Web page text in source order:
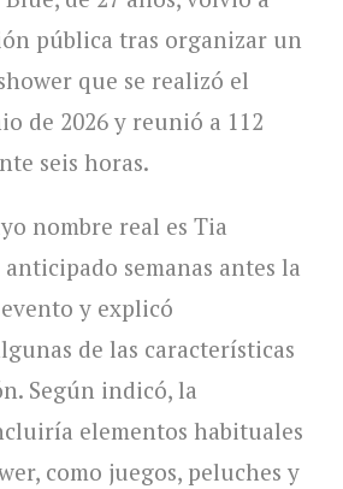
pública tras organizar un
que se realizó el
de 2026 y reunió a 112
seis horas.
nombre real es Tia
semanas antes la
y explicó
de las características
Según indicó, la
elementos habituales
como juegos, peluches y